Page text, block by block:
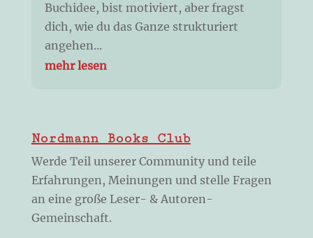
Buchidee, bist motiviert, aber fragst
dich, wie du das Ganze strukturiert
angehen...
mehr lesen
Nordmann Books Club
Werde Teil unserer Community und teile
Erfahrungen, Meinungen und stelle Fragen
an eine große Leser- & Autoren-
Gemeinschaft.